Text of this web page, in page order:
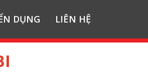
DỤNG LIÊN HỆ